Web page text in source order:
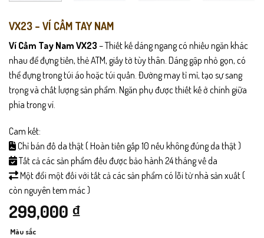
VX23 – VÍ CẦM TAY NAM
Ví Cầm Tay Nam VX23 – Thiết kế dáng ngang có nhiều ngăn khác
nhau để đựng tiền, thẻ ATM, giấy tờ tùy thân. Dáng gập nhỏ gọn, có
thể đựng trong túi áo hoặc túi quần. Đường may tỉ mỉ, tạo sự sang
trọng và chất lượng sản phẩm. Ngăn phụ được thiết kế ở chính giữa
phía trong ví.
Cam kết:
Chỉ bán đồ da thật ( Hoàn tiền gấp 10 nếu không đúng da thật )
Tất cả các sản phẩm đều được bảo hành 24 tháng về da
Một đổi một đối với tất cả các sản phẩm có lỗi từ nhà sản xuất (
còn nguyên tem mác )
299,000 ₫
Màu sắc